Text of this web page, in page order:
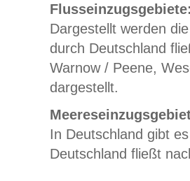
Dargestellt werden
durch Deutschland
Warnow / Peene,
dargestellt.
In Deutschland gibt
Deutschland fließt